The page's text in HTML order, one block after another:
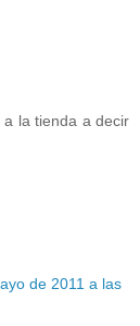
la tienda a decir
de 2011 a las